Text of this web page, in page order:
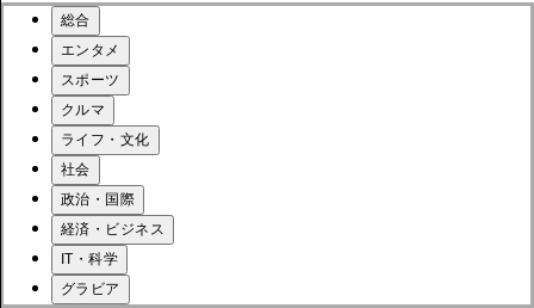
総合
エンタメ
スポーツ
クルマ
ライフ・文化
社会
政治・国際
経済・ビジネス
IT・科学
グラビア